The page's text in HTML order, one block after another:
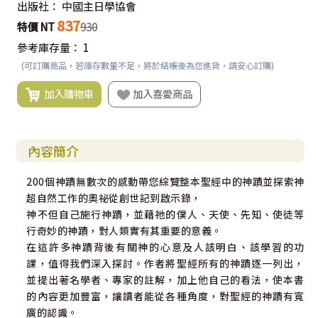
出版社： 中國主日學協會
特價 NT 837930
參考庫存量： 1
(可訂購商品，若庫存數量不足，將於結帳後為您進貨，請安心訂購)
加入購物車 加入喜愛商品
內容簡介
200個神蹟無數次的感動帶您綜覽整本聖經中的神蹟並探索神
超自然工作的奧祕從創世記到啟示錄，
神不但自己施行神蹟，並藉祂的僕人、天使、先知、使徒等
行奇妙的神蹟，對人類實有其重要的意義。
在這許多神蹟背後有關神的心意及人該明白、該學習的功
課，值得我們深入探討。作者將聖經所有的神蹟逐一列出，
並提出著名學者、專家的註解，加上他自己的看法，使本書
的內容更加豐富，讓讀者能從各種角度，對聖經的神蹟有寬
廣的認識。